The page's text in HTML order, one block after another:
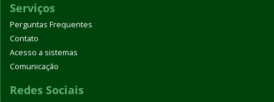
Serviços
Perguntas Frequentes
Contato
Acesso a sistemas
Comunicação
Redes Sociais